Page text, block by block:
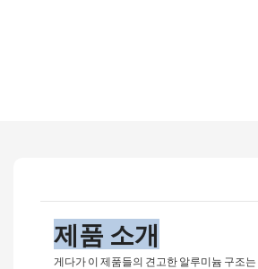
제품 소개
게다가 이 제품들의 견고한 알루미늄 구조는